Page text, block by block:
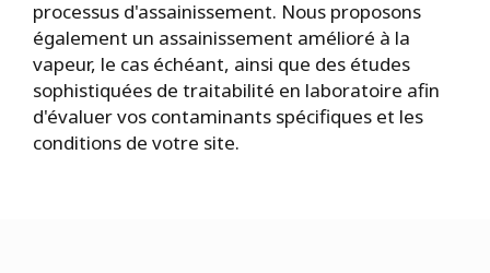
processus d'assainissement. Nous proposons
également un assainissement amélioré à la
vapeur, le cas échéant, ainsi que des études
sophistiquées de traitabilité en laboratoire afin
d'évaluer vos contaminants spécifiques et les
conditions de votre site.